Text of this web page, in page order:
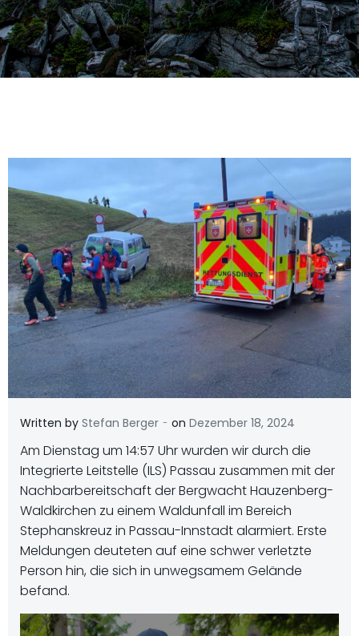
Written by Stefan Berger - on Dezember 18, 2024
Am Dienstag um 14:57 Uhr wurden wir durch die
Integrierte Leitstelle (ILS) Passau zusammen mit der
Nachbarbereitschaft der Bergwacht Hauzenberg-
Waldkirchen zu einem Waldunfall im Bereich
Stephanskreuz in Passau-Innstadt alarmiert. Erste
Meldungen deuteten auf eine schwer verletzte
Person hin, die sich in unwegsamem Gelände
befand.